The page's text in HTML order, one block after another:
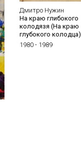
Дмитро Нужин
Нa краю глибокого
колодязя (На краю
глубокого колодца)
1980 - 1989